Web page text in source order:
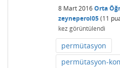
8 Mart 2016 Orta
zeyneperol05 (11
kez görüntülendi
permütasyon
permütasyon-